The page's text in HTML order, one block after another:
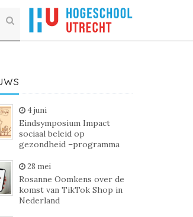
4 juni
Eindsymposium Impact
sociaal beleid op
gezondheid –programma
28 mei
Rosanne Oomkens over de
komst van TikTok Shop in
Nederland